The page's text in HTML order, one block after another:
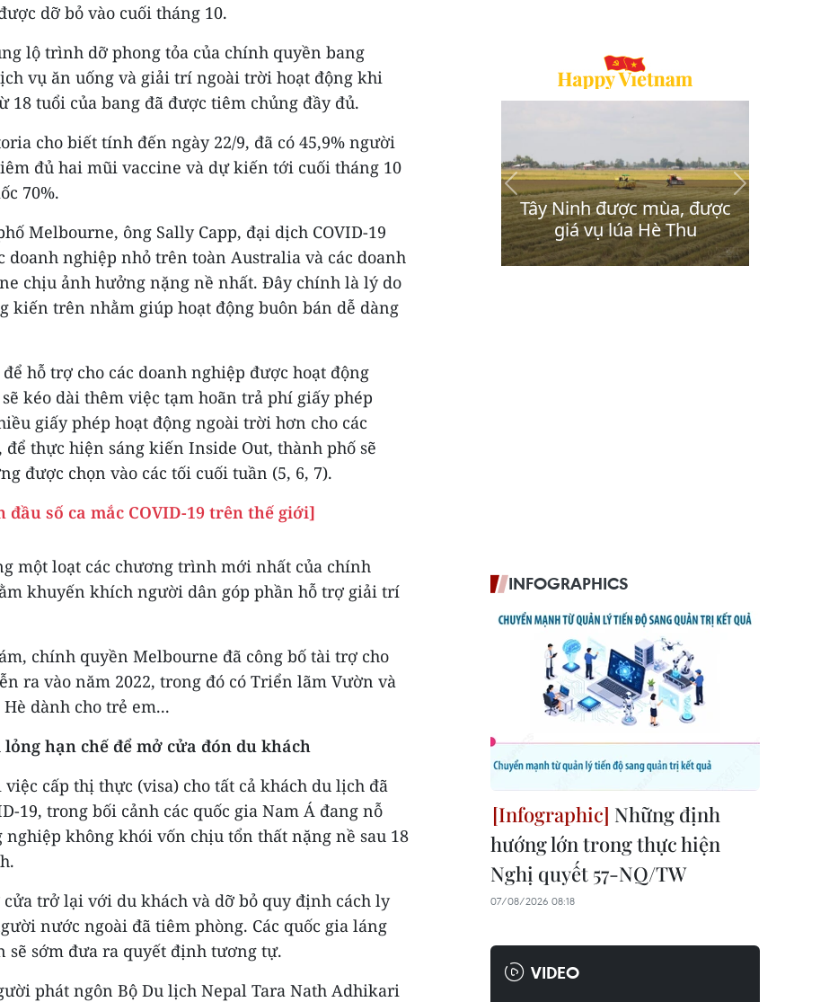
dỡ bỏ vào cuối tháng 10.
lộ trình dỡ phong tỏa của chính quyền bang
vụ ăn uống và giải trí ngoài trời hoạt động khi
18 tuổi của bang đã được tiêm chủng đầy đủ.
cho biết tính đến ngày 22/9, đã có 45,9% người
đủ hai mũi vaccine và dự kiến tới cuối tháng 10
70%.
Melbourne, ông Sally Capp, đại dịch COVID-19
doanh nghiệp nhỏ trên toàn Australia và các doanh
chịu ảnh hưởng nặng nề nhất. Đây chính là lý do
kiến trên nhằm giúp hoạt động buôn bán dễ dàng
hỗ trợ cho các doanh nghiệp được hoạt động
kéo dài thêm việc tạm hoãn trả phí giấy phép
giấy phép hoạt động ngoài trời hơn cho các
thực hiện sáng kiến Inside Out, thành phố sẽ
được chọn vào các tối cuối tuần (5, 6, 7).
số ca mắc COVID-19 trên thế giới]
một loạt các chương trình mới nhất của chính
khuyến khích người dân góp phần hỗ trợ giải trí
chính quyền Melbourne đã công bố tài trợ cho
ra vào năm 2022, trong đó có Triển lãm Vườn và
dành cho trẻ em...
hạn chế để mở cửa đón du khách
cấp thị thực (visa) cho tất cả khách du lịch đã
19, trong bối cảnh các quốc gia Nam Á đang nỗ
không khói vốn chịu tổn thất nặng nề sau 18
cửa trở lại với du khách và dỡ bỏ quy định cách ly
nước ngoài đã tiêm phòng. Các quốc gia láng
sẽ sớm đưa ra quyết định tương tự.
phát ngôn Bộ Du lịch Nepal Tara Nath Adhikari
INFOGRAPHICS
Những định
hướng lớn trong thực hiện
Nghị quyết 57-NQ/TW
07/08/2026 08:18
VIDEO